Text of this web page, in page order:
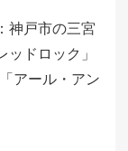
神戸市の三宮
ドロック」
アール・アン